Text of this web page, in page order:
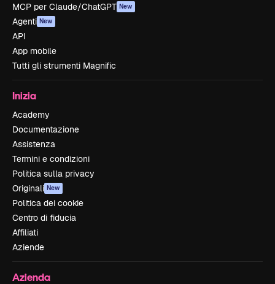
MCP per Claude/ChatGPT New
Agenti New
API
App mobile
Tutti gli strumenti Magnific
Inizia
Academy
Documentazione
Assistenza
Termini e condizioni
Politica sulla privacy
Originali New
Politica dei cookie
Centro di fiducia
Affiliati
Aziende
Azienda